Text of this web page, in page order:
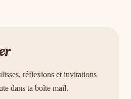
réflexions et invitations
dans ta boîte mail.